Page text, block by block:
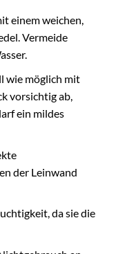
einem weichen,
Vermeide
wie möglich mit
vorsichtig ab,
ein mildes
der Leinwand
da sie die